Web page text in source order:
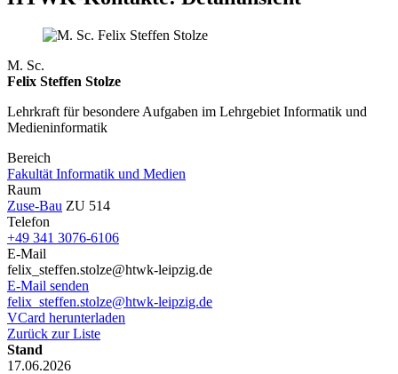
M. Sc.
Felix Steffen Stolze
Lehrkraft für besondere Aufgaben im Lehrgebiet Informatik und
Medieninformatik
Bereich
Fakultät Informatik und Medien
Raum
Zuse-Bau ZU 514
Telefon
+49 341 3076-6106
E-Mail
felix_steffen.stolze@htwk-leipzig.de
E-Mail senden
felix_steffen.stolze@htwk-leipzig.de
VCard herunterladen
Zurück zur Liste
Stand
17.06.2026